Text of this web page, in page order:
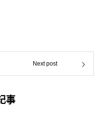
Next post
事